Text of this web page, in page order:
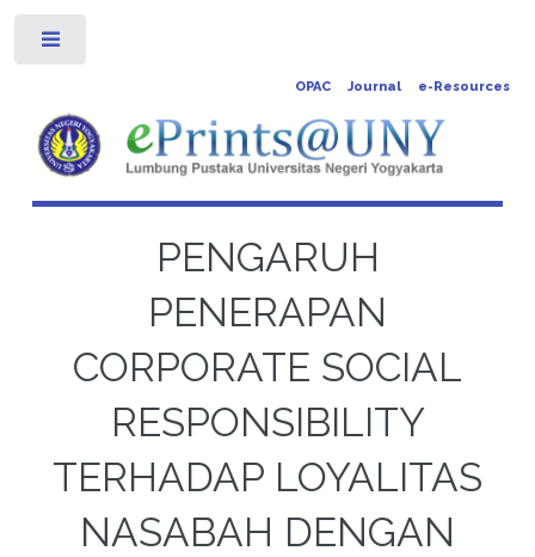
OPAC Journal e-Resources
PENGARUH
PENERAPAN
CORPORATE SOCIAL
RESPONSIBILITY
TERHADAP LOYALITAS
NASABAH DENGAN